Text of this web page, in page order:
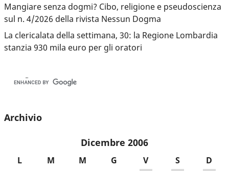
Mangiare senza dogmi? Cibo, religione e pseudoscienza
sul n. 4/2026 della rivista Nessun Dogma
La clericalata della settimana, 30: la Regione Lombardia
stanzia 930 mila euro per gli oratori
Archivio
Dicembre 2006
L M M G V S
D